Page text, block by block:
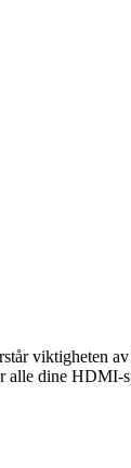
viktigheten
alle dine HDMI-